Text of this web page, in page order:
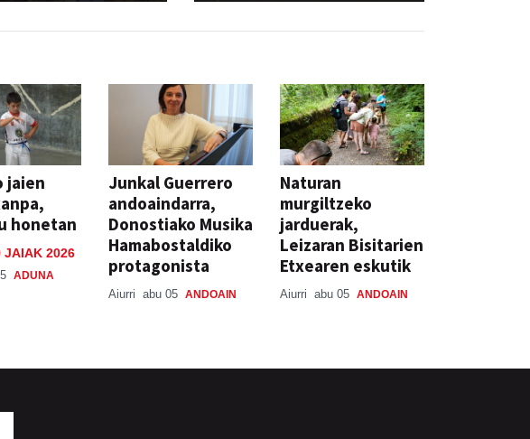
jaien
honetan
JAIAK 2026
ADUNA
Junkal Guerrero
andoaindarra,
Donostiako Musika
Hamabostaldiko
protagonista
Aiurri abu 05 ANDOAIN
Naturan
murgiltzeko
jarduerak,
Leizaran Bisitarien
Etxearen eskutik
Aiurri abu 05 ANDOAIN